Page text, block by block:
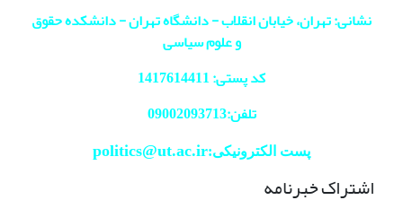
نشانی: تهران، خیابان انقلاب - دانشگاه تهران - دانشکده حقوق
و علوم سیاسی
کد پستی: 1417614411
تلفن:09002093713
پست الکترونیکی:politics@ut.ac.ir
اشتراک خبرنامه